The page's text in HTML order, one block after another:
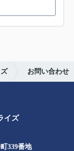
お問い合わせ
イズ
339番地​​